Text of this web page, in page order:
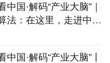
中国·解码“产业大脑”｜
法：在这里，走进中国
中国·解码“产业大脑”丨